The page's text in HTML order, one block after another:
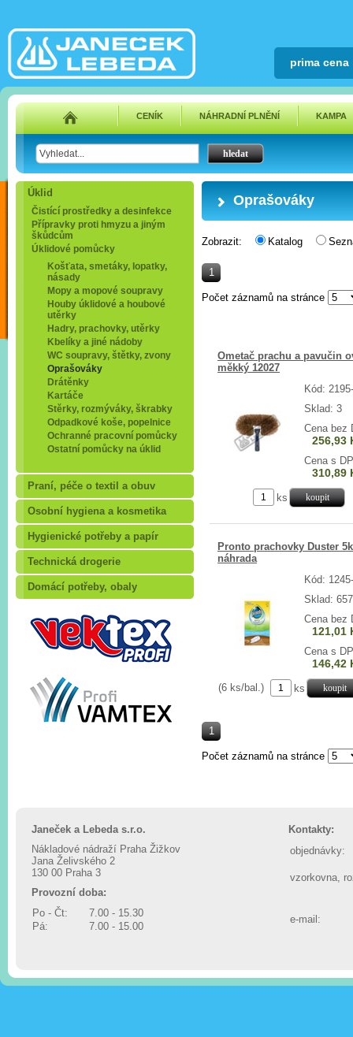
prima cena
CENÍK NÁHRADNÍ PLNĚNÍ KAMPA
Úklid
Čistící prostředky a desinfekce
Přípravky proti hmyzu a jiným
škůdcům
Úklidové pomůcky
Košťata, smetáky, lopatky,
násady
Mopy a mopové soupravy
Houby úklidové a houbové
utěrky
Hadry, prachovky, utěrky
Kbelíky a jiné nádoby
WC soupravy, štětky, zvony
Oprašováky
Drátěnky
Kartáče
Stěrky, rozmýváky, škrabky
Odpadkové koše, popelnice
Ochranné pracovní pomůcky
Ostatní pomůcky na úklid
Praní, péče o textil a obuv
Osobní hygiena a kosmetika
Hygienické potřeby a papír
Technická drogerie
Domácí potřeby, obaly
Oprašováky
Zobrazit: Katalog
1
Počet záznamů na stránce
Ometač prachu a pavučin
měkký 12027
Kód:
Sklad: 3
Cena bez
256,93
Cena s
310,89
ks
Pronto prachovky Duster
náhrada
Kód:
Sklad: 657
Cena bez
121,01
Cena s
146,42
(6 ks/bal.) ks
1
Počet záznamů na stránce
Janeček a Lebeda s.r.o.
Nákladové nádraží Praha Žižkov
Jana Želivského 2
130 00 Praha 3
Provozní doba:
Po - Čt:
7.00 - 15.30
Pá:
7.00 - 15.00
Kontakty:
objednávky:
vzorkovna,
e-mail: